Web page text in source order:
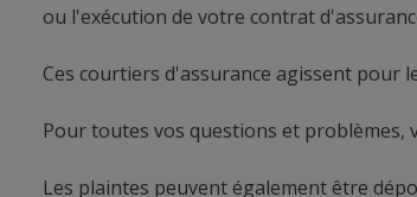
ou l'exécution de votre contrat
Ces courtiers d'assurance agissent pour
Pour toutes vos questions et problèmes,
Les plaintes peuvent également être